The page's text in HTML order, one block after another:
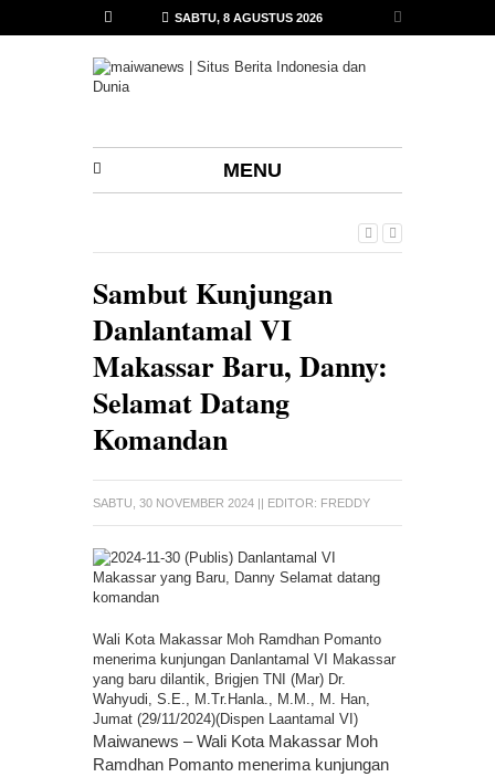
SABTU, 8 AGUSTUS 2026
MENU
Sambut Kunjungan
Danlantamal VI
Makassar Baru, Danny:
Selamat Datang
Komandan
SABTU, 30 NOVEMBER 2024 || EDITOR: FREDDY
Wali Kota Makassar Moh Ramdhan Pomanto
menerima kunjungan Danlantamal VI Makassar
yang baru dilantik, Brigjen TNI (Mar) Dr.
Wahyudi, S.E., M.Tr.Hanla., M.M., M. Han,
Jumat (29/11/2024)(Dispen Laantamal VI)
Maiwanews – Wali Kota Makassar Moh
Ramdhan Pomanto menerima kunjungan